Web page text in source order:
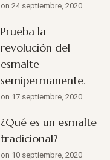
on 24 septiembre, 2020
Prueba la
revolución del
esmalte
semipermanente.
on 17 septiembre, 2020
¿Qué es un esmalte
tradicional?
on 10 septiembre, 2020